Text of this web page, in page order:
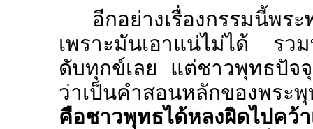
อีกอย่างเรื่องกรรมนี้พร
เพราะมันเอาแน่ไม่ได้ รวม
ดับทุกข์เลย แต่ชาวพุทธปัจ
ว่าเป็นคำสอนหลักของพระพุ
คือชาวพุทธได้หลงผิดไปคว้